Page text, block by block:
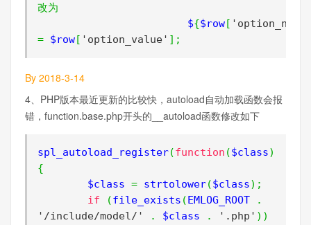
改为
			$
{$row[
= $row[ 'option_value' ];
By 2018-3-14
4、PHP版本最近更新的比较快，autoload自动加载函数会报
错，function.base.php开头的__autoload函数修改如下
spl_autoload_register(function ($class)
{
	$class
= strtolower($class);
if
(file_exists ( EMLOG_ROOT
.
'/include/model/'
. $class . '.php' ))